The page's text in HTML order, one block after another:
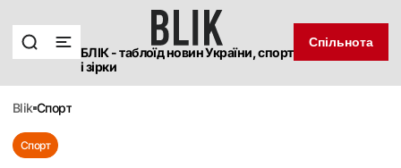
БЛІК - таблоїд новин України, спорт
і зірки
Спільнота
blik спорт
Спорт